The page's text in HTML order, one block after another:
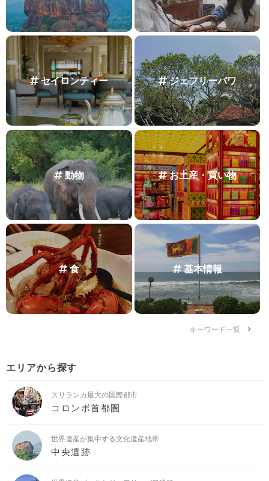
セイロンティー ジェフリーバワ
動物 お土産・買い物
食 基本情報
キーワード一覧
エリアから探す
スリランカ最大の国際都市
コロンボ首都圏
世界遺産が集中する文化遺産地帯
中央遺跡